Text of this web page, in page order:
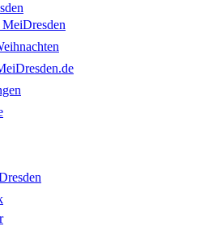
MeiDresden